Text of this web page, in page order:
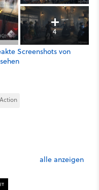
4
Screenshots von
Action
alle anzeigen